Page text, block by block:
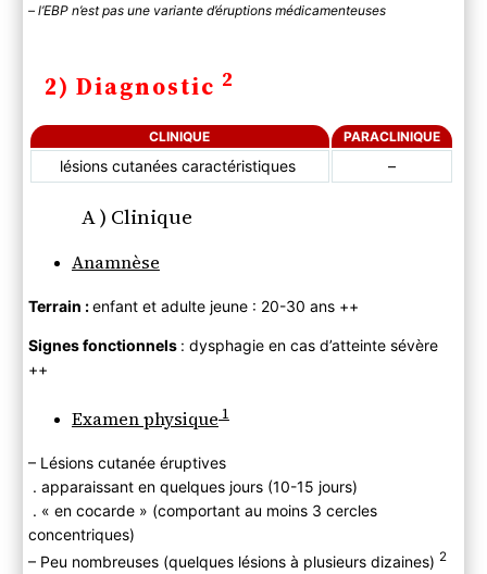
– l’EBP n’est pas une variante d’éruptions médicamenteuses
2) Diagnostic 2
CLINIQUE PARACLINIQUE
lésions cutanées caractéristiques –
A ) Clinique
Anamnèse
Terrain :enfant et adulte jeune : 20-30 ans ++
Signes fonctionnels : dysphagie en cas d’atteinte sévère
++
Examen physique 1
– Lésions cutanée éruptives
. apparaissant en quelques jours (10-15 jours)
. « en cocarde » (comportant au moins 3 cercles
concentriques)
– Peu nombreuses (quelques lésions à plusieurs dizaines) 2